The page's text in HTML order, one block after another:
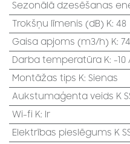
Sezonālā dzesēšanas
Trokšņu līmenis (dB) K: 48
Gaisa apjoms (m3/h) K:
Darba temperatūra K: -10
Montāžas tips K: Sienas
Aukstumaģenta veids K
Wi-fi K: Ir
Elektrības pieslēgums K